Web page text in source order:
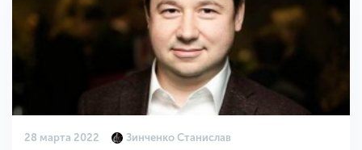
28 марта 2022 Зинченко Станислав